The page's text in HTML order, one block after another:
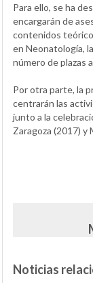
Para ello, se ha
encargarán de
contenidos
en Neonatología,
número de plazas
Por otra parte, la
centrarán las
junto a la
Zaragoza (2017) y
Noticias